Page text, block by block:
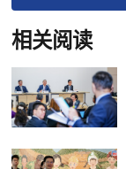
相关阅读